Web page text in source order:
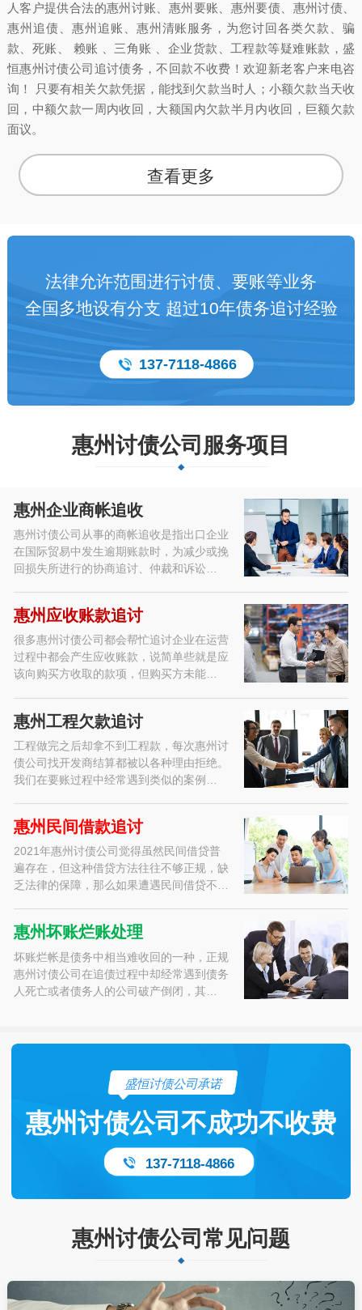
人客户提供合法的惠州讨账、惠州要账、惠州要债、惠州讨债、
惠州追债、惠州追账、惠州清账服务，为您讨回各类欠款、骗
款、死账、 赖账 、三角账 、企业货款、工程款等疑难账款，盛
恒惠州讨债公司追讨债务，不回款不收费！欢迎新老客户来电咨
询！ 只要有相关欠款凭据，能找到欠款当时人；小额欠款当天收
回，中额欠款一周内收回，大额国内欠款半月内收回，巨额欠款
面议。
查看更多
法律允许范围进行讨债、要账等业务
全国多地设有分支 超过10年债务追讨经验
137-7118-4866
惠州讨债公司服务项目
惠州企业商帐追收
惠州讨债公司从事的商帐追收是指出口企业
在国际贸易中发生逾期账款时，为减少或挽
回损失所进行的协商追讨、仲裁和诉讼…
惠州应收账款追讨
很多惠州讨债公司都会帮忙追讨企业在运营
过程中都会产生应收账款，说简单些就是应
该向购买方收取的款项，但购买方未能…
惠州工程欠款追讨
工程做完之后却拿不到工程款，每次惠州讨
债公司找开发商结算都被以各种理由拒绝。
我们在要账过程中经常遇到类似的案例…
惠州民间借款追讨
2021年惠州讨债公司觉得虽然民间借贷普
遍存在，但这种借贷方法往往不够正规，缺
乏法律的保障，那么如果遭遇民间借贷不…
惠州坏账烂账处理
坏账烂帐是债务中相当难收回的一种，正规
惠州讨债公司在追债过程中却经常遇到债务
人死亡或者债务人的公司破产倒闭，其…
盛恒讨债公司承诺
惠州讨债公司不成功不收费
137-7118-4866
惠州讨债公司常见问题